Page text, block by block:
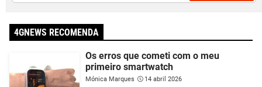
4GNEWS RECOMENDA
Os erros que cometi com o meu
primeiro smartwatch
Mónica Marques 14 abril 2026